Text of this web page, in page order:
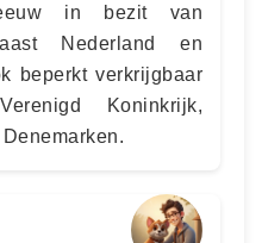
in bezit van
Nederland en
beperkt verkrijgbaar
Koninkrijk,